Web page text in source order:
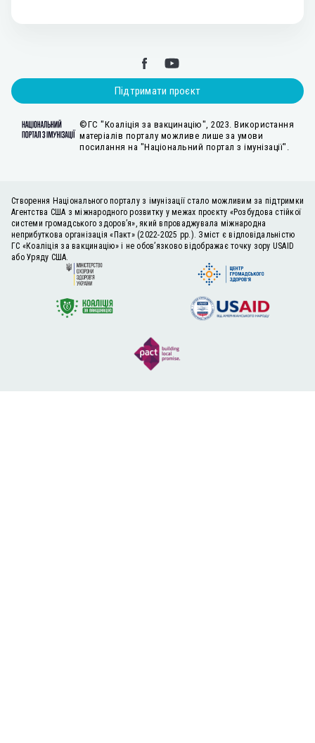
Підтримати проєкт
©ГС "Коаліція за вакцинацію", 2023. Використання
матеріалів порталу можливе лише за умови
посилання на "Національний портал з імунізації".
Створення Національного порталу з імунізації стало можливим за підтримки
Агентства США з міжнародного розвитку у межах проєкту «Розбудова стійкої
системи громадського здоров’я», який впроваджувала міжнародна
неприбуткова організація «Пакт» (2022-2025 рр.). Зміст є відповідальністю
ГС «Коаліція за вакцинацію» і не обов’язково відображає точку зору USAID
або Уряду США.